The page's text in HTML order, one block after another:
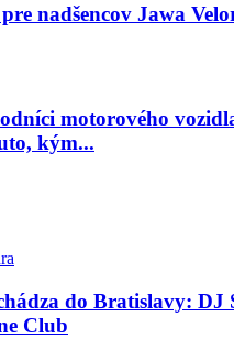
nadšencov Jawa
motorového
kým...
do Bratislavy: DJ
Club